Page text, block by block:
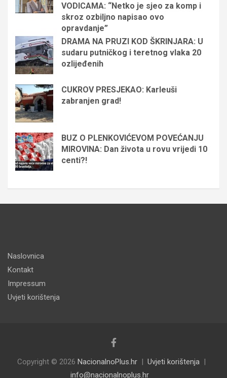
VODICAMA: “Netko je sjeo za komp i
skroz ozbiljno napisao ovo
opravdanje”
DRAMA NA PRUZI KOD ŠKRINJARA: U
sudaru putničkog i teretnog vlaka 20
ozlijeđenih
CUKROV PRESJEKAO: Karleuši
zabranjen grad!
BUZ O PLENKOVIĆEVOM POVEĆANJU
MIROVINA: Dan života u rovu vrijedi 10
centi?!
Naslovnica
Kontakt
Impressum
Uvjeti korištenja
Copyright © 2026 NacionalnoPlus.hr
Uvjeti korištenja
info@nacionalnoplus.hr